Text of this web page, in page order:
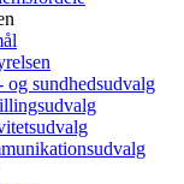
og sundhedsudvalg